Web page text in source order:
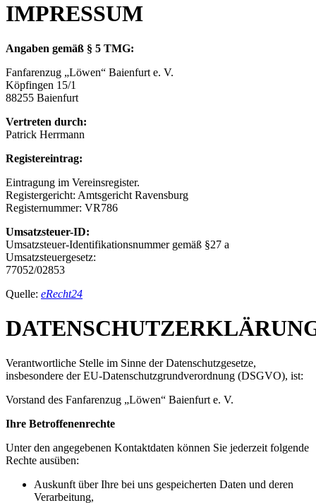
IMPRESSUM
Angaben gemäß § 5 TMG:
Fanfarenzug „Löwen“ Baienfurt e. V.
Köpfingen 15/1
88255 Baienfurt
Vertreten durch:
Patrick Herrmann
Registereintrag:
Eintragung im Vereinsregister.
Registergericht: Amtsgericht Ravensburg
Registernummer: VR786
Umsatzsteuer-ID:
Umsatzsteuer-Identifikationsnummer gemäß §27 a
Umsatzsteuergesetz:
77052/02853
Quelle: eRecht24
Verantwortliche Stelle im Sinne der Datenschutzgesetze,
insbesondere der EU-Datenschutzgrundverordnung (DSGVO), ist:
Vorstand des Fanfarenzug „Löwen“ Baienfurt e. V.
Ihre Betroffenenrechte
Unter den angegebenen Kontaktdaten können Sie jederzeit folgende
Rechte ausüben:
Auskunft über Ihre bei uns gespeicherten Daten und deren
Verarbeitung,